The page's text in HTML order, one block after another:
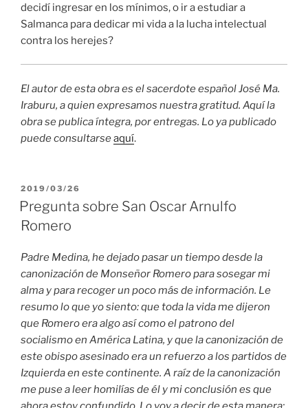
decidí ingresar en los mínimos, o ir a estudiar a
Salmanca para dedicar mi vida a la lucha intelectual
contra los herejes?
El autor de esta obra es el sacerdote español José Ma.
Iraburu, a quien expresamos nuestra gratitud. Aquí la
obra se publica íntegra, por entregas. Lo ya publicado
puede consultarseaquí.
PUBLICADO
EL
2019/03/26
Pregunta sobre San Oscar Arnulfo
Romero
Padre Medina, he dejado pasar un tiempo desde la
canonización de Monseñor Romero para sosegar mi
alma y para recoger un poco más de información. Le
resumo lo que yo siento: que toda la vida me dijeron
que Romero era algo así como el patrono del
socialismo en América Latina, y que la canonización de
este obispo asesinado era un refuerzo a los partidos de
Izquierda en este continente. A raíz de la canonización
me puse a leer homilías de él y mi conclusión es que